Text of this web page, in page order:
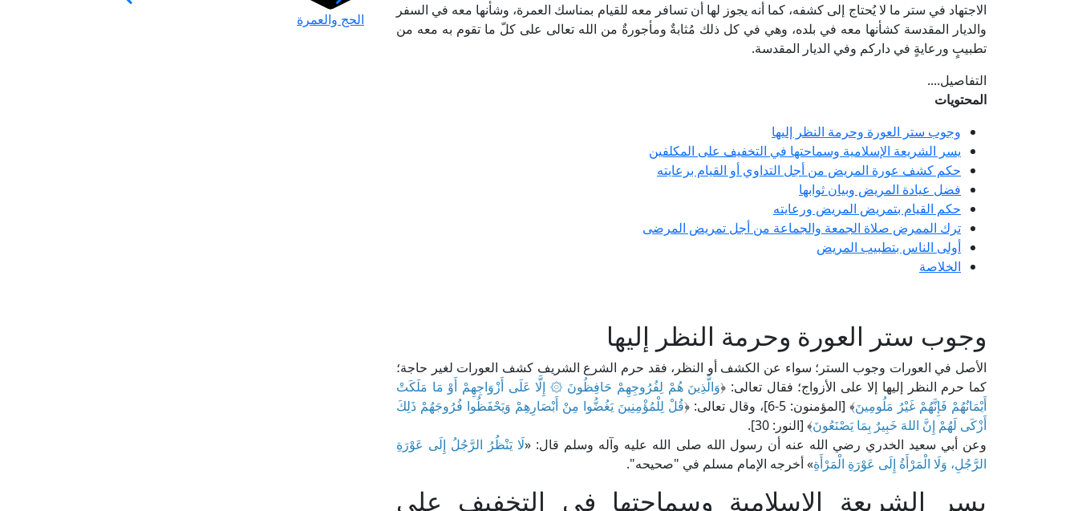
الاجتهاد في ستر ما لا يُحتاج إلى كشفه، كما أنه يجوز لها أن تسافر معه للقيام بمناسك العمرة، وشأنها معه في السفر
والديار المقدسة كشأنها معه في بلده، وهي في كل ذلك مُثابةٌ ومأجورةٌ من الله تعالى على كلّ ما تقوم به معه من
تطبيبٍ ورعايةٍ في داركم وفي الديار المقدسة.
التفاصيل....
المحتويات
وجوب ستر العورة وحرمة النظر إليها
يسر الشريعة الإسلامية وسماحتها في التخفيف على المكلفين
حكم كشف عورة المريض من أجل التداوي أو القيام برعايته
فضل عيادة المريض وبيان ثوابها
حكم القيام بتمريض المريض ورعايته
ترك الممرض صلاة الجمعة والجماعة من أجل تمريض المرضى
أولى الناس بتطبيب المريض
الخلاصة
وجوب ستر العورة وحرمة النظر إليها
الأصل في العورات وجوب الستر؛ سواء عن الكشف أو النظر، فقد حرم الشرع الشريف كشف العورات لغير حاجة؛
كما حرم النظر إليها إلا على الأزواج؛ فقال تعالى: ﴿وَالَّذِينَ هُمْ لِفُرُوجِهِمْ حَافِظُونَ ۞ إِلَّا عَلَى أَزْوَاجِهِمْ أَوْ مَا مَلَكَتْ
أَيْمَانُهُمْ فَإِنَّهُمْ غَيْرُ مَلُومِينَ﴾ [المؤمنون: 5-6]، وقال تعالى: ﴿
قُلْ لِلْمُؤْمِنِينَ يَغُضُّوا مِنْ أَبْصَارِهِمْ وَيَحْفَظُوا فُرُوجَهُمْ ذَلِكَ
أَزْكَى لَهُمْ إِنَّ اللهَ خَبِيرٌ بِمَا يَصْنَعُونَ﴾ [النور: 30].
وعن أبي سعيد الخدري رضي الله عنه أن رسول الله صلى الله عليه وآله وسلم قال: «لَا يَنْظُرُ الرَّجُلُ إِلَى عَوْرَةِ
الرَّجُلِ، وَلَا الْمَرْأَةُ إِلَى عَوْرَةِ الْمَرْأَةِ» أخرجه الإمام مسلم في "صحيحه".
يسر الشريعة الإسلامية وسماحتها في التخفيف على
الحج والعمرة